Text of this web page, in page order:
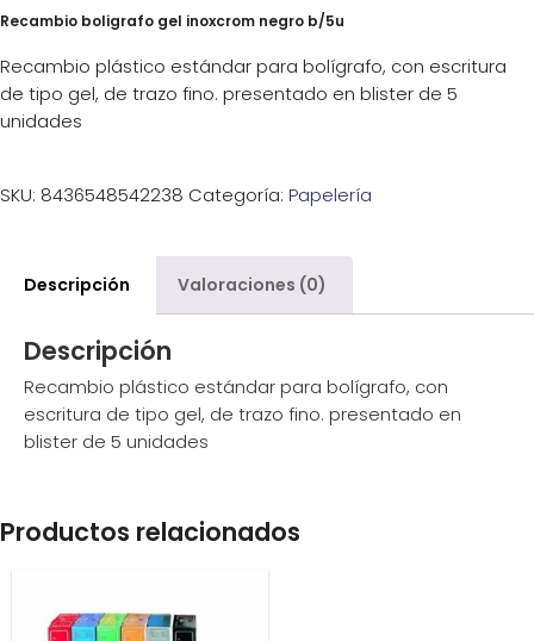
Recambio boligrafo gel inoxcrom negro b/5u
Recambio plástico estándar para bolígrafo, con escritura
de tipo gel, de trazo fino. presentado en blister de 5
unidades
SKU: 8436548542238 Categoría: Papelería
Descripción Valoraciones (0)
Descripción
Recambio plástico estándar para bolígrafo, con
escritura de tipo gel, de trazo fino. presentado en
blister de 5 unidades
Productos relacionados